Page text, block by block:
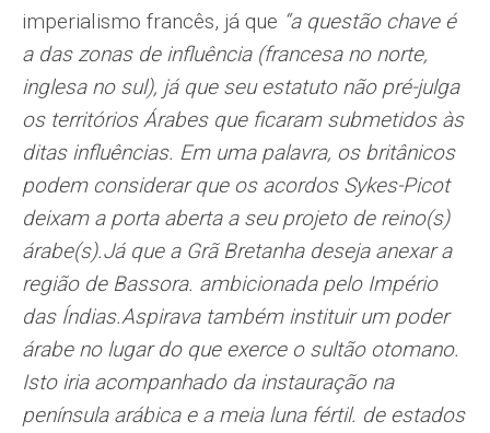
imperialismo francês, já que “a questão chave é
a das zonas de influência (francesa no norte,
inglesa no sul), já que seu estatuto não pré-julga
os territórios Árabes que ficaram submetidos às
ditas influências. Em uma palavra, os britânicos
podem considerar que os acordos Sykes-Picot
deixam a porta aberta a seu projeto de reino(s)
árabe(s).Já que a Grã Bretanha deseja anexar a
região de Bassora. ambicionada pelo Império
das Índias.Aspirava também instituir um poder
árabe no lugar do que exerce o sultão otomano.
Isto iria acompanhado da instauração na
península arábica e a meia luna fértil. de estados